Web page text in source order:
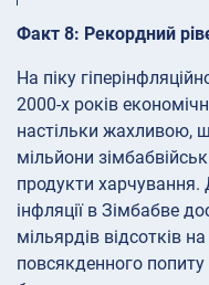
Факт 8: Рекордний
На піку
2000-х років
настільки жахливою,
мільйони
продукти харчування.
інфляції в Зімбабве
мільярдів відсотків
повсякденного попиту